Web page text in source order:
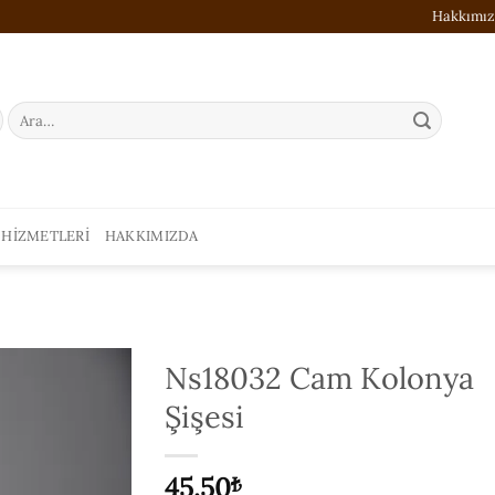
Ara:
HAKKIMIZDA
Ns18032 Cam Kolonya
Şişesi
45.50₺